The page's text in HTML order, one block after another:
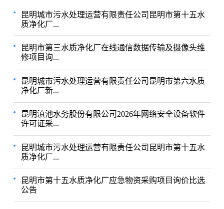
昆明城市污水处理运营有限责任公司昆明市第十五水
质净化厂...
昆明市第三水质净化厂在线通信数据传输及摄像头维
修项目询...
昆明城市污水处理运营有限责任公司昆明市第六水质
净化厂新...
昆明滇池水务股份有限公司2026年网络安全设备软件
许可证采...
昆明城市污水处理运营有限责任公司昆明市第十五水
质净化厂...
昆明市第十五水质净化厂应急物资采购项目询价比选
公告